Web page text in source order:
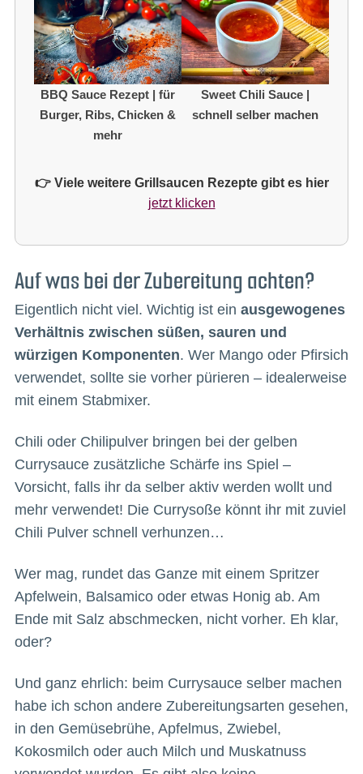
BBQ Sauce Rezept | für
Burger, Ribs, Chicken &
mehr
Sweet Chili Sauce |
schnell selber machen
👉 Viele weitere Grillsaucen Rezepte gibt es hier
jetzt klicken
Auf was bei der Zubereitung achten?
Eigentlich nicht viel. Wichtig ist ein ausgewogenes
Verhältnis zwischen süßen, sauren und
würzigen Komponenten. Wer Mango oder Pfirsich
verwendet, sollte sie vorher pürieren – idealerweise
mit einem Stabmixer.
Chili oder Chilipulver bringen bei der gelben
Currysauce zusätzliche Schärfe ins Spiel –
Vorsicht, falls ihr da selber aktiv werden wollt und
mehr verwendet! Die Currysoße könnt ihr mit zuviel
Chili Pulver schnell verhunzen…
Wer mag, rundet das Ganze mit einem Spritzer
Apfelwein, Balsamico oder etwas Honig ab. Am
Ende mit Salz abschmecken, nicht vorher. Eh klar,
oder?
Und ganz ehrlich: beim Currysauce selber machen
habe ich schon andere Zubereitungsarten gesehen,
in den Gemüsebrühe, Apfelmus, Zwiebel,
Kokosmilch oder auch Milch und Muskatnuss